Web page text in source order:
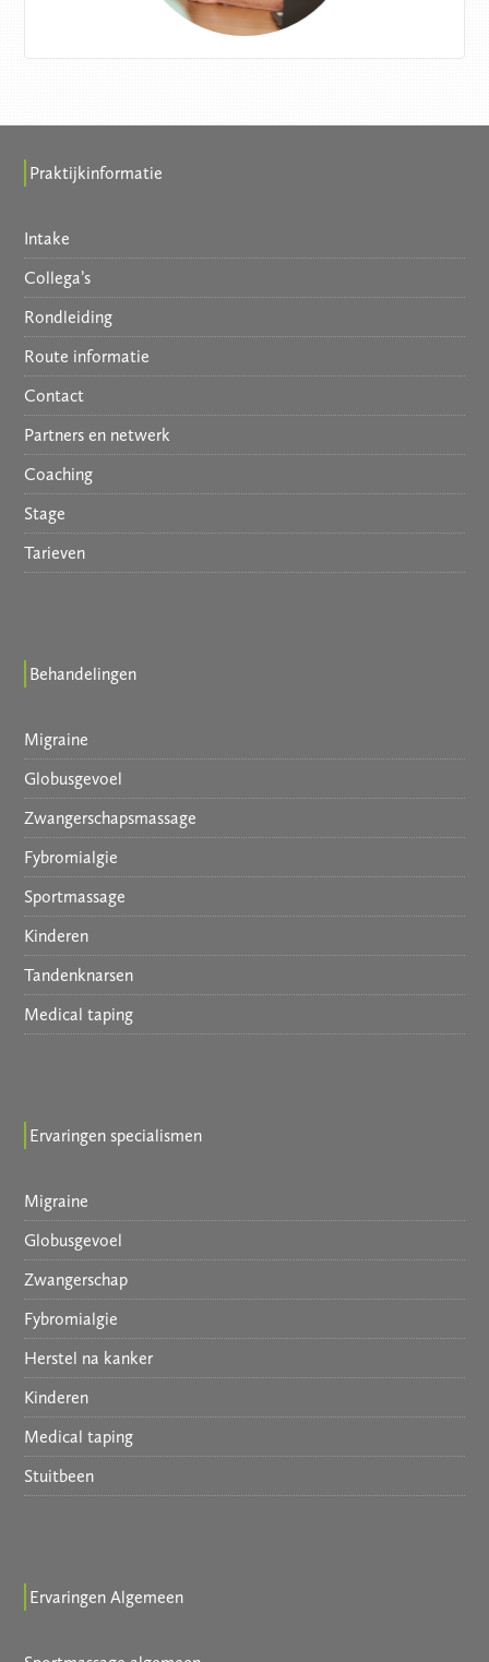
Praktijkinformatie
Intake
Collega’s
Rondleiding
Route informatie
Contact
Partners en netwerk
Coaching
Stage
Tarieven
Behandelingen
Migraine
Globusgevoel
Zwangerschapsmassage
Fybromialgie
Sportmassage
Kinderen
Tandenknarsen
Medical taping
Ervaringen specialismen
Migraine
Globusgevoel
Zwangerschap
Fybromialgie
Herstel na kanker
Kinderen
Medical taping
Stuitbeen
Ervaringen Algemeen